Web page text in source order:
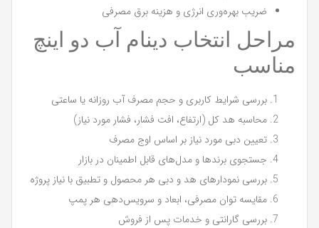
ضریب بهره‌وری انرژی و هزینه برق مصرفی
مراحل انتخاب دینام آب دو اینچ
مناسب
بررسی شرایط کاربری و حجم مصرف آب روزانه یا ساعتی
محاسبه هد کل (ارتفاع، افت فشار، فشار مورد نیاز)
تعیین دبی مورد نیاز بر اساس اوج مصرف
جستجوی برندها و مدل‌های قابل اطمینان در بازار
بررسی نمودارهای هد و دبی هر محصول و تطبیق با نیاز پروژه
مقایسه توان مصرفی، ابعاد و سرویس‌دهی هر پمپ
بررسی گارانتی و خدمات پس از فروش